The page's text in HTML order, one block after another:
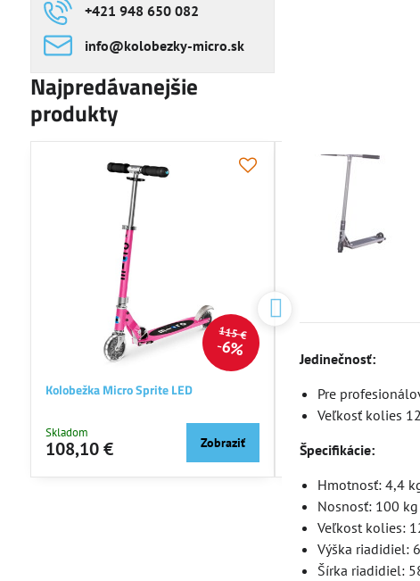
Jedinečnosť:
Pre
Veľkosť kolies
Špecifikácie:
Hmotnosť: 4,4
Nosnosť: 100 kg
Veľkost kolies:
Výška riadidiel:
Šírka riadidiel:
+421 948 650 082
info​@kolobezky-micro​.sk
Najpredávanejšie
produkty
115 €
6%
Kolobežka Micro Sprite LED
Skladom
108,10 € Zobraziť
Kolobežka Micro Maxi
149,46 €